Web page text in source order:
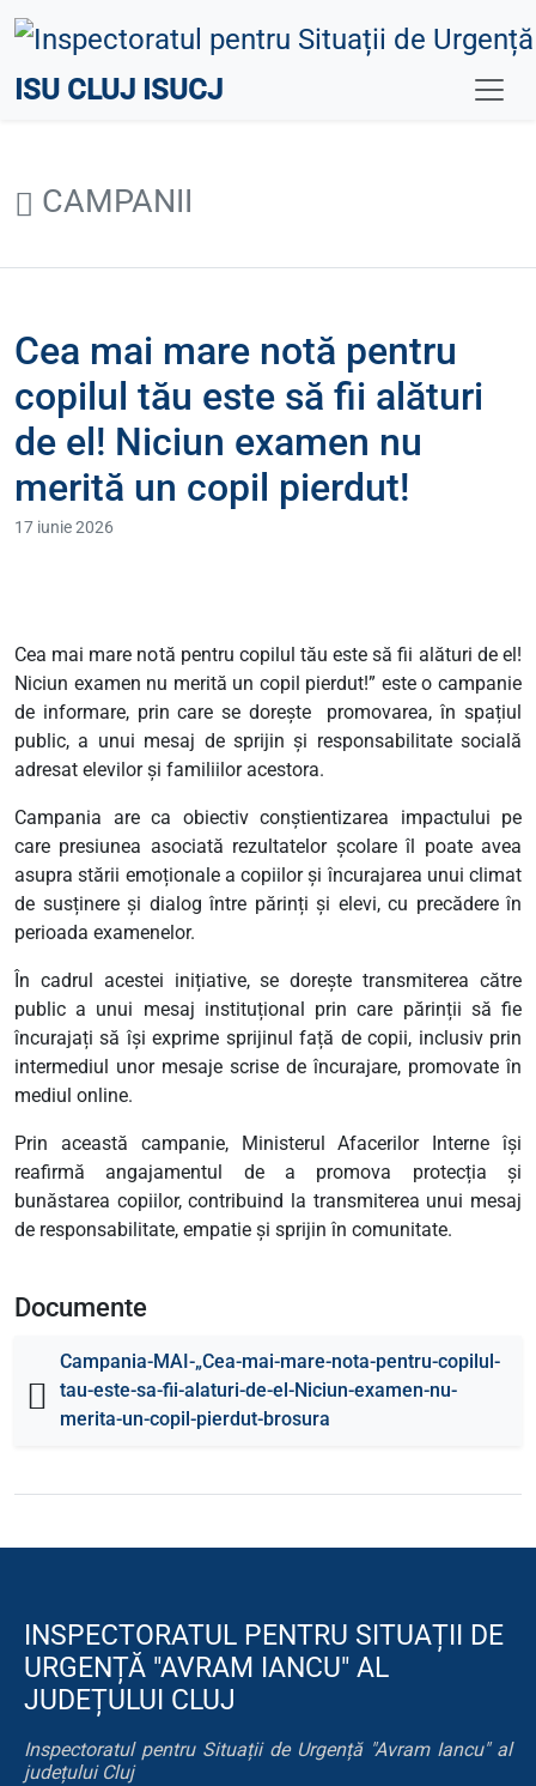
ISU CLUJ ISUCJ
CAMPANII
Cea mai mare notă pentru
copilul tău este să fii alături
de el! Niciun examen nu
merită un copil pierdut!
17 iunie 2026
Cea mai mare notă pentru copilul tău este să fii alături de el!
Niciun examen nu merită un copil pierdut!” este o campanie
de informare, prin care se dorește promovarea, în spațiul
public, a unui mesaj de sprijin și responsabilitate socială
adresat elevilor și familiilor acestora.
Campania are ca obiectiv conștientizarea impactului pe
care presiunea asociată rezultatelor școlare îl poate avea
asupra stării emoționale a copiilor și încurajarea unui climat
de susținere și dialog între părinți și elevi, cu precădere în
perioada examenelor.
În cadrul acestei inițiative, se dorește transmiterea către
public a unui mesaj instituțional prin care părinții să fie
încurajați să își exprime sprijinul față de copii, inclusiv prin
intermediul unor mesaje scrise de încurajare, promovate în
mediul online.
Prin această campanie, Ministerul Afacerilor Interne își
reafirmă angajamentul de a promova protecția și
bunăstarea copiilor, contribuind la transmiterea unui mesaj
de responsabilitate, empatie și sprijin în comunitate.
Documente
Campania-MAI-„Cea-mai-mare-nota-pentru-copilul-
tau-este-sa-fii-alaturi-de-el-Niciun-examen-nu-
merita-un-copil-pierdut-brosura
INSPECTORATUL PENTRU SITUAȚII DE
URGENȚĂ "AVRAM IANCU" AL
JUDEȚULUI CLUJ
Inspectoratul pentru Situații de Urgență "Avram Iancu" al
județului Cluj